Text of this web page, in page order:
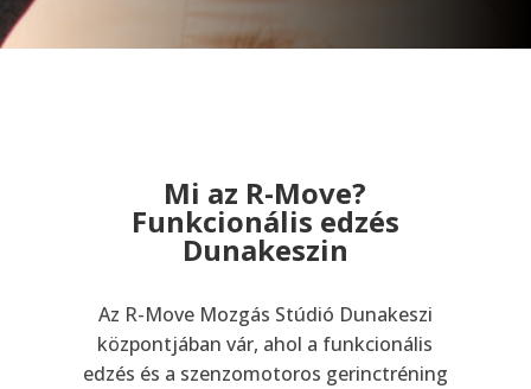
Mi az R-Move?
Funkcionális edzés
Dunakeszin
Az R-Move Mozgás Stúdió Dunakeszi
központjában vár, ahol a funkcionális
edzés és a szenzomotoros gerinctréning